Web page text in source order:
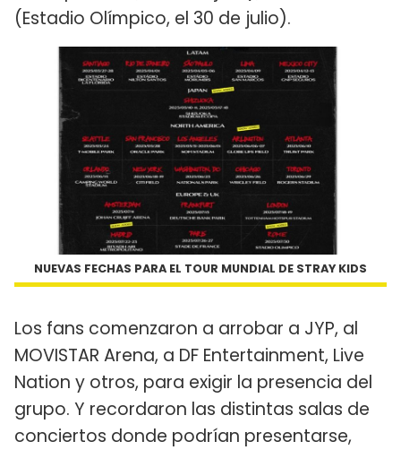
(Estadio Olímpico, el 30 de julio).
NUEVAS FECHAS PARA EL TOUR MUNDIAL DE STRAY KIDS
Los fans comenzaron a arrobar a JYP, al
MOVISTAR Arena, a DF Entertainment, Live
Nation y otros, para exigir la presencia del
grupo. Y recordaron las distintas salas de
conciertos donde podrían presentarse,